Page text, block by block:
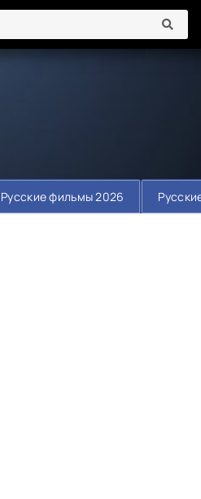
Русские фильмы 2026